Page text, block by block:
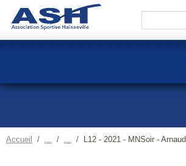
Accueil L12 - 2021 - MNSoir - Arnaud
Panneau de gestion des cookies